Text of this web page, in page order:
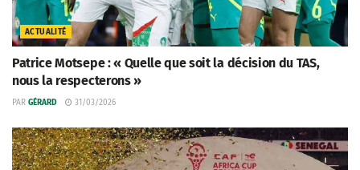
ACTUALITÉ
Patrice Motsepe : « Quelle que soit la décision du TAS,
nous la respecterons »
PAR GÉRARD 31/03/2026